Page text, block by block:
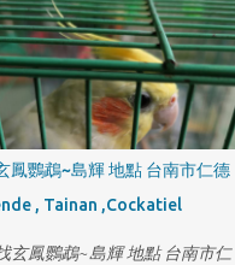
許小姐萬分感謝😭😭
鳳鸚鵡~島輝 地點 台南市仁德
, Tainan ,Cockatiel
玄鳳鸚鵡~島輝 地點 台南市仁